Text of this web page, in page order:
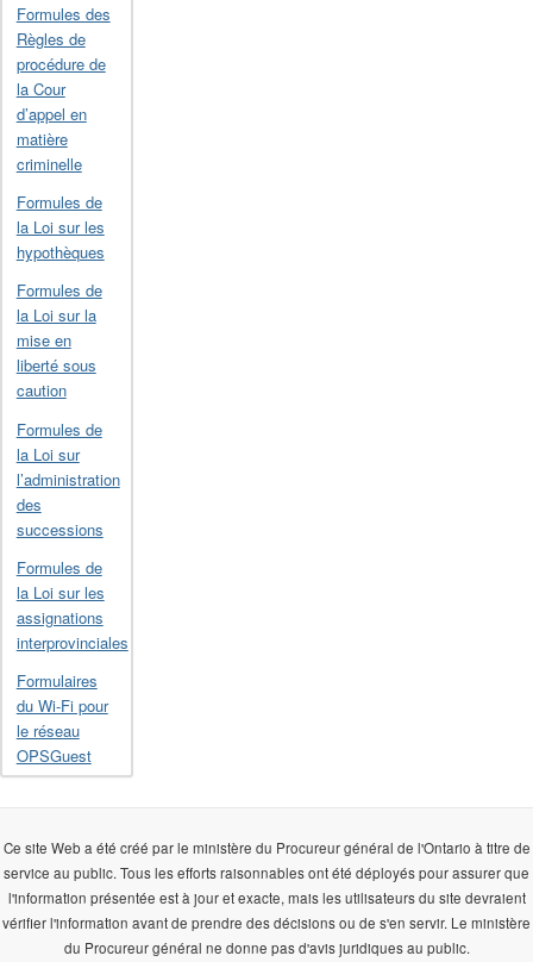
Formules des
Règles de
procédure de
la Cour
d’appel en
matière
criminelle
Formules de
la Loi sur les
hypothèques
Formules de
la Loi sur la
mise en
liberté sous
caution
Formules de
la Loi sur
l’administration
des
successions
Formules de
la Loi sur les
assignations
interprovinciales
Formulaires
du Wi-Fi pour
le réseau
OPSGuest
Ce site Web a été créé par le ministère du Procureur général de l'Ontario à titre de
service au public. Tous les efforts raisonnables ont été déployés pour assurer que
l'information présentée est à jour et exacte, mais les utilisateurs du site devraient
vérifier l'information avant de prendre des décisions ou de s'en servir. Le ministère
du Procureur général ne donne pas d'avis juridiques au public.